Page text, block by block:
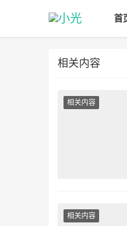
首
相关内容
相关内容
相关内容